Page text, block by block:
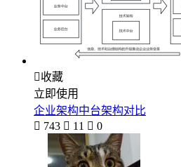
收藏
立即使用
企业架构中台架构对比
 743  11  0